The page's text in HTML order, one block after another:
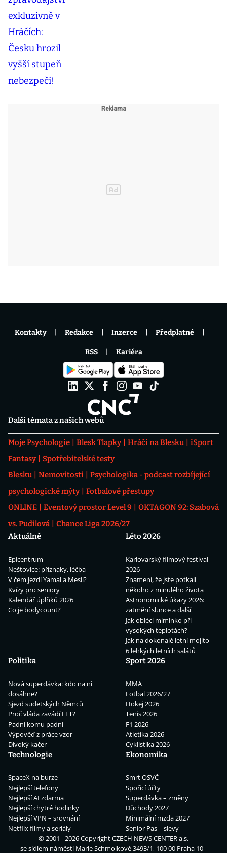
Další témata z našich webů
Moje Psychologie Blesk Tlapky Hráči na Blesku
iSport
Fantasy
Spotřebitelské testy
Blesku
Nemovitosti
Psychologika - podcast rozbíjející
psychologické mýty
Fotbalové přestupy
ONLINE
Eventový prostor Level 9
OKTAGON 92: Szabová
vs. Pudilová
Chance Liga 2026/27
Aktuálně
Epicentrum
Neštovice: příznaky, léčba
V čem jezdí Yamal a Mesii?
Kvízy pro seniory
Kalendář úplňků 2026
Co je bodycount?
Léto 2026
Karlovarský filmový festival
2026
Znamení, že jste potkali
někoho z minulého života
Astronomické úkazy 2026:
zatmění slunce a další
Jak obléci miminko při
vysokých teplotách?
Jak na dokonalé letní mojito
6 lehkých letních salátů
Politika
Nová superdávka: kdo na ní
dosáhne?
Sjezd sudetských Němců
Proč vláda zavádí EET?
Padni komu padni
Výpověď z práce vzor
Divoký kačer
Sport 2026
MMA
Fotbal 2026/27
Hokej 2026
Tenis 2026
F1 2026
Atletika 2026
Cyklistika 2026
Technologie
SpaceX na burze
Nejlepší telefony
Nejlepší AI zdarma
Nejlepší chytré hodinky
Nejlepší VPN – srovnání
Netflix filmy a seriály
Ekonomika
Smrt OSVČ
Spořicí účty
Superdávka – změny
Důchody 2027
Minimální mzda 2027
Senior Pas – slevy
Kontakty Redakce Inzerce Předplatné
RSS Kariéra
© 2001 - 2026 CopyrightCZECH NEWS CENTER a.s.
se sídlem náměstí Marie Schmolkové 3493/1, 100 00 Praha 10 -